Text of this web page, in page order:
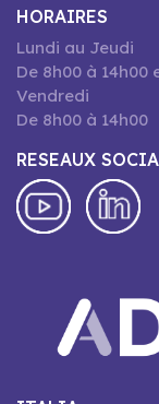
HORAIRES
Lundi au Jeudi
De 8h00 à 14h00
Vendredi
De 8h00 à 14h00
RESEAUX